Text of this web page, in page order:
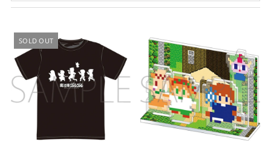
オススメ
ベストセラー
アルファベット順, A-Z
アルファベット順, Z-A
価格の安い順
古い商品順
SOLD OUT